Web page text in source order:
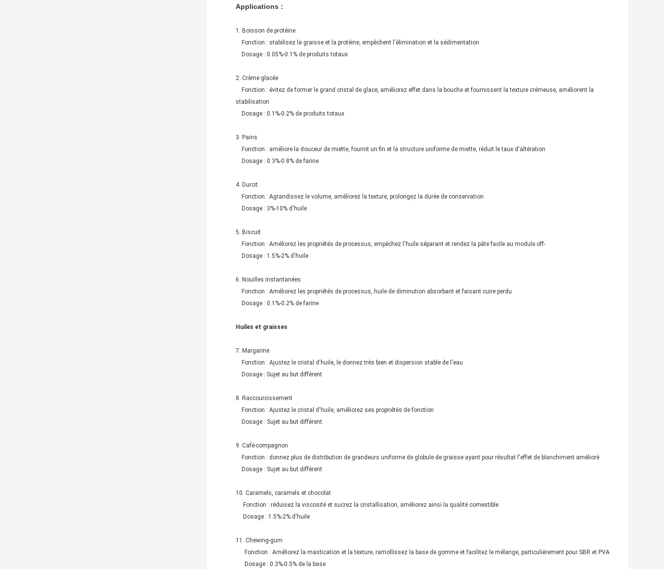
Applications :
1. Boisson de protéine
Fonction : stabilisez la graisse et la protéine, empêchent l'élimination et la sédimentation
Dosage : 0.05%-0.1% de produits totaux
2. Crème glacée
Fonction : évitez de former le grand cristal de glace, améliorez effet dans la bouche et fournissent la texture crémeuse, améliorent la
stabilisation
Dosage : 0.1%-0.2% de produits totaux
3. Pains
Fonction : améliore la douceur de miette, fournit un fin et la structure uniforme de miette, réduit le taux d'altération
Dosage : 0.3%-0.8% de farine
4. Durcit
Fonction : Agrandissez le volume, améliorez la texture, prolongez la durée de conservation
Dosage : 3%-10% d'huile
5. Biscuit
Fonction : Améliorez les propriétés de processus, empêchez l'huile séparant et rendez la pâte facile au module off-
Dosage : 1.5%-2% d'huile
6. Nouilles instantanées
Fonction : Améliorez les propriétés de processus, huile de diminution absorbant et faisant cuire perdu
Dosage : 0.1%-0.2% de farine
Huiles et graisses
7. Margarine
Fonction : Ajustez le cristal d'huile, le donnez très bien et dispersion stable de l'eau
Dosage : Sujet au but différent
8. Raccourcissement
Fonction : Ajustez le cristal d'huile, améliorez ses propriétés de fonction
Dosage : Sujet au but différent
9. Café-compagnon
Fonction : donnez plus de distribution de grandeurs uniforme de globule de graisse ayant pour résultat l'effet de blanchiment amélioré
Dosage : Sujet au but différent
10. Caramels, caramels et chocolat
Fonction : réduisez la viscosité et sucrez la cristallisation, améliorez ainsi la qualité comestible
Dosage : 1.5%-2% d'huile
11. Chewing-gum
Fonction : Améliorez la mastication et la texture, ramollissez la base de gomme et facilitez le mélange, particulièrement pour SBR et PVA
Dosage : 0.3%-0.5% de la base